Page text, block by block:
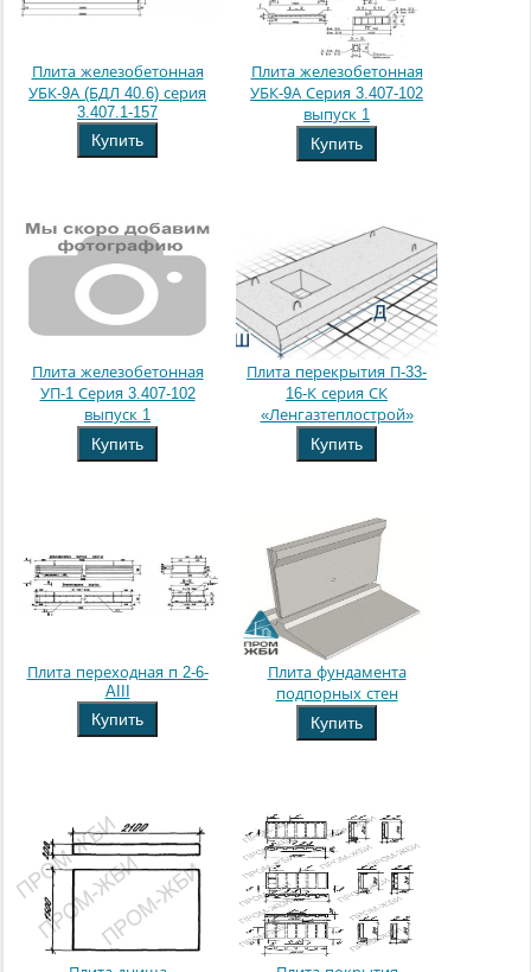
Плита железобетонная
УБК-9А (БДЛ 40.6) серия
3.407.1-157
Купить
Плита железобетонная
УБК-9А Серия 3.407-102
выпуск 1
Купить
Плита железобетонная
УП-1 Серия 3.407-102
выпуск 1
Купить
Плита перекрытия П-33-
16-К серия СК
«Ленгазтеплострой»
Купить
Плита переходная п 2-6-
AIII
Купить
Плита фундамента
подпорных стен
Купить